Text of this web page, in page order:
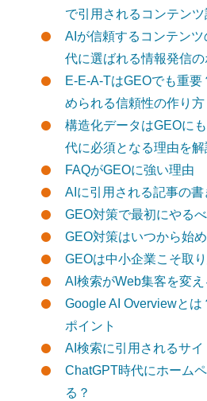
で引用されるコンテン
AIが信頼するコンテン
代に選ばれる情報発信の
E-E-A-TはGEOでも重
められる信頼性の作り方
構造化データはGEOに
代に必須となる理由を解
FAQがGEOに強い理由
AIに引用される記事の書
GEO対策で最初にやる
GEO対策はいつから始
GEOは中小企業こそ取
AI検索がWeb集客を変え
Google AI Overviewとは
ポイント
AI検索に引用されるサ
ChatGPT時代にホーム
る？